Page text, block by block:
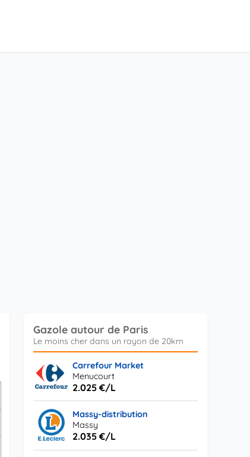
Gazole autour de Paris
Carrefour Market
Menucourt
2.025 €/L
Massy-distribution
Massy
2.035 €/L